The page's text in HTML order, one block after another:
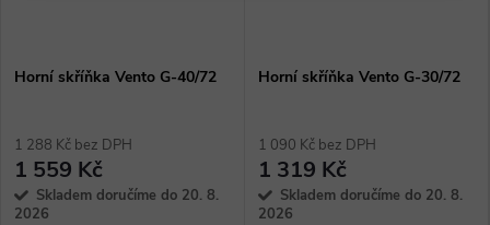
Horní skříňka Vento G-40/72
1 288 Kč bez DPH
1 559 Kč
Skladem doručíme do 20. 8.
2026
Horní skříňka Vento G-30/72
1 090 Kč bez DPH
1 319 Kč
Skladem doručíme do 20. 8.
2026